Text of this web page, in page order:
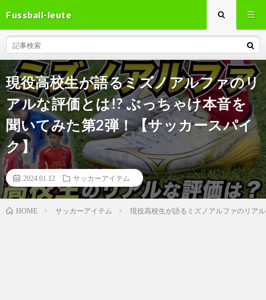
Fussball-leute
現役高校生が語るミズノアルファのリ
アルな評価とは!? ぶっちゃけ本音を
聞いてみた第2弾！【サッカースパイ
ク】
2024.01.12 サッカーアイテム
HOME サッカーアイテム 現役高校生が語るミズノアルファのリア